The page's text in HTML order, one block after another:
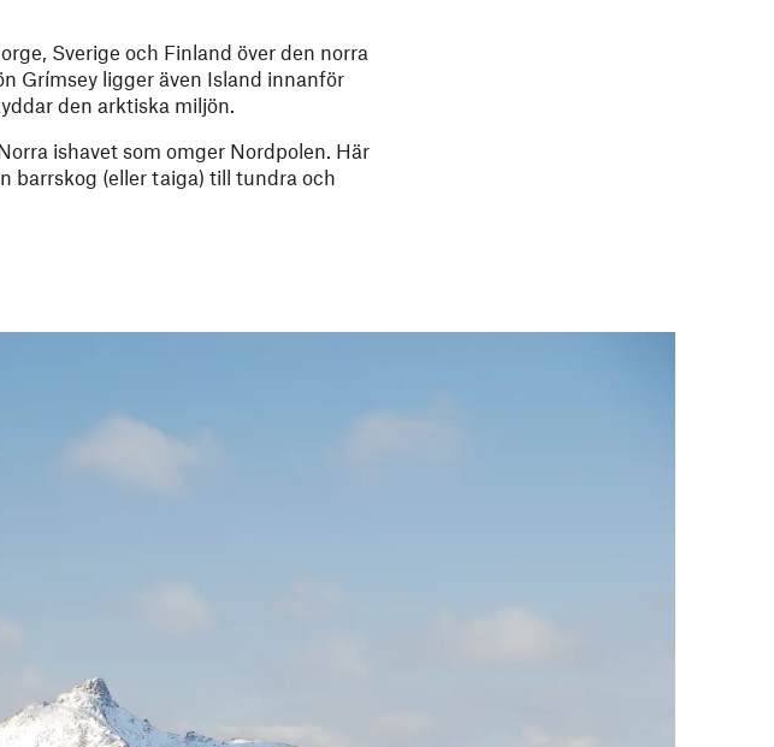
Sverige och Finland över den norra
Grímsey ligger även Island innanför
den arktiska miljön.
ishavet som omger Nordpolen. Här
barrskog (eller taiga) till tundra och